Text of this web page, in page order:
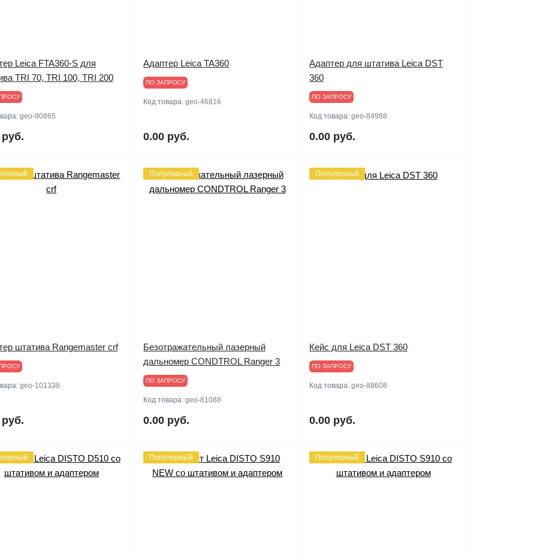
Leica FTA360-S для
TRI 70, TRI 100, TRI 200
geo-90865
Адаптер Leica TA360
ПО ЗАПРОСУ
Код товара:geo-46816
0.00 руб.
Адаптер для штатива Leica DST
360
ПО ЗАПРОСУ
Код товара:geo-84988
0.00 руб.
штатива Rangemaster crf
geo-101338
Популярный
Безотражательный лазерный
дальномер CONDTROL Ranger 3
ПО ЗАПРОСУ
Код товара:geo-81088
0.00 руб.
Популярный
Кейс для Leica DST 360
ПО ЗАПРОСУ
Код товара:geo-88608
0.00 руб.
Популярный Популярный